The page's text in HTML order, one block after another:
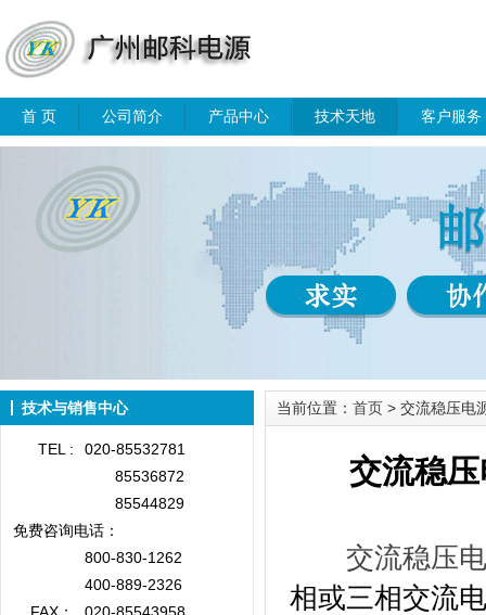
首 页 公司简介 产品中心 技术天地 客户服务
技术与销售中心
TEL :
020-85532781
85536872
85544829
免费咨询电话：
800-830-1262
400-889-2326
当前位置： 首页 > 交流稳压电
交流稳
交流稳压
相或三相交流